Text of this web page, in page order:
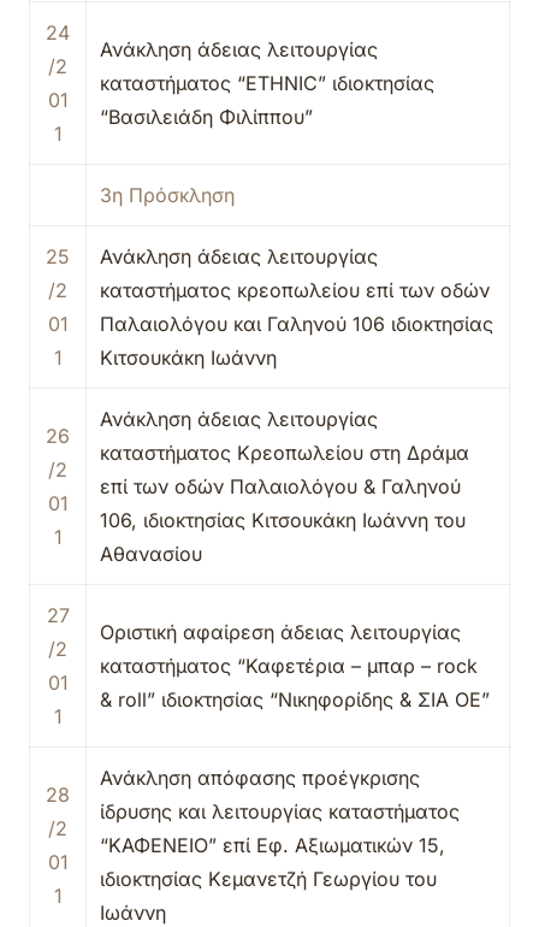
24
/2
01
1
Ανάκληση άδειας λειτουργίας
καταστήματος “ETHNIC” ιδιοκτησίας
“Βασιλειάδη Φιλίππου”
3η Πρόσκληση
25
/2
01
1
Ανάκληση άδειας λειτουργίας
καταστήματος κρεοπωλείου επί των οδών
Παλαιολόγου και Γαληνού 106 ιδιοκτησίας
Κιτσουκάκη Ιωάννη
26
/2
01
1
Ανάκληση άδειας λειτουργίας
καταστήματος Κρεοπωλείου στη Δράμα
επί των οδών Παλαιολόγου & Γαληνού
106, ιδιοκτησίας Κιτσουκάκη Ιωάννη του
Αθανασίου
27
/2
01
1
Οριστική αφαίρεση άδειας λειτουργίας
καταστήματος “Καφετέρια – μπαρ – rock
& roll” ιδιοκτησίας “Νικηφορίδης & ΣΙΑ ΟΕ”
28
/2
01
1
Ανάκληση απόφασης προέγκρισης
ίδρυσης και λειτουργίας καταστήματος
“ΚΑΦΕΝΕΙΟ” επί Εφ. Αξιωματικών 15,
ιδιοκτησίας Κεμανετζή Γεωργίου του
Ιωάννη